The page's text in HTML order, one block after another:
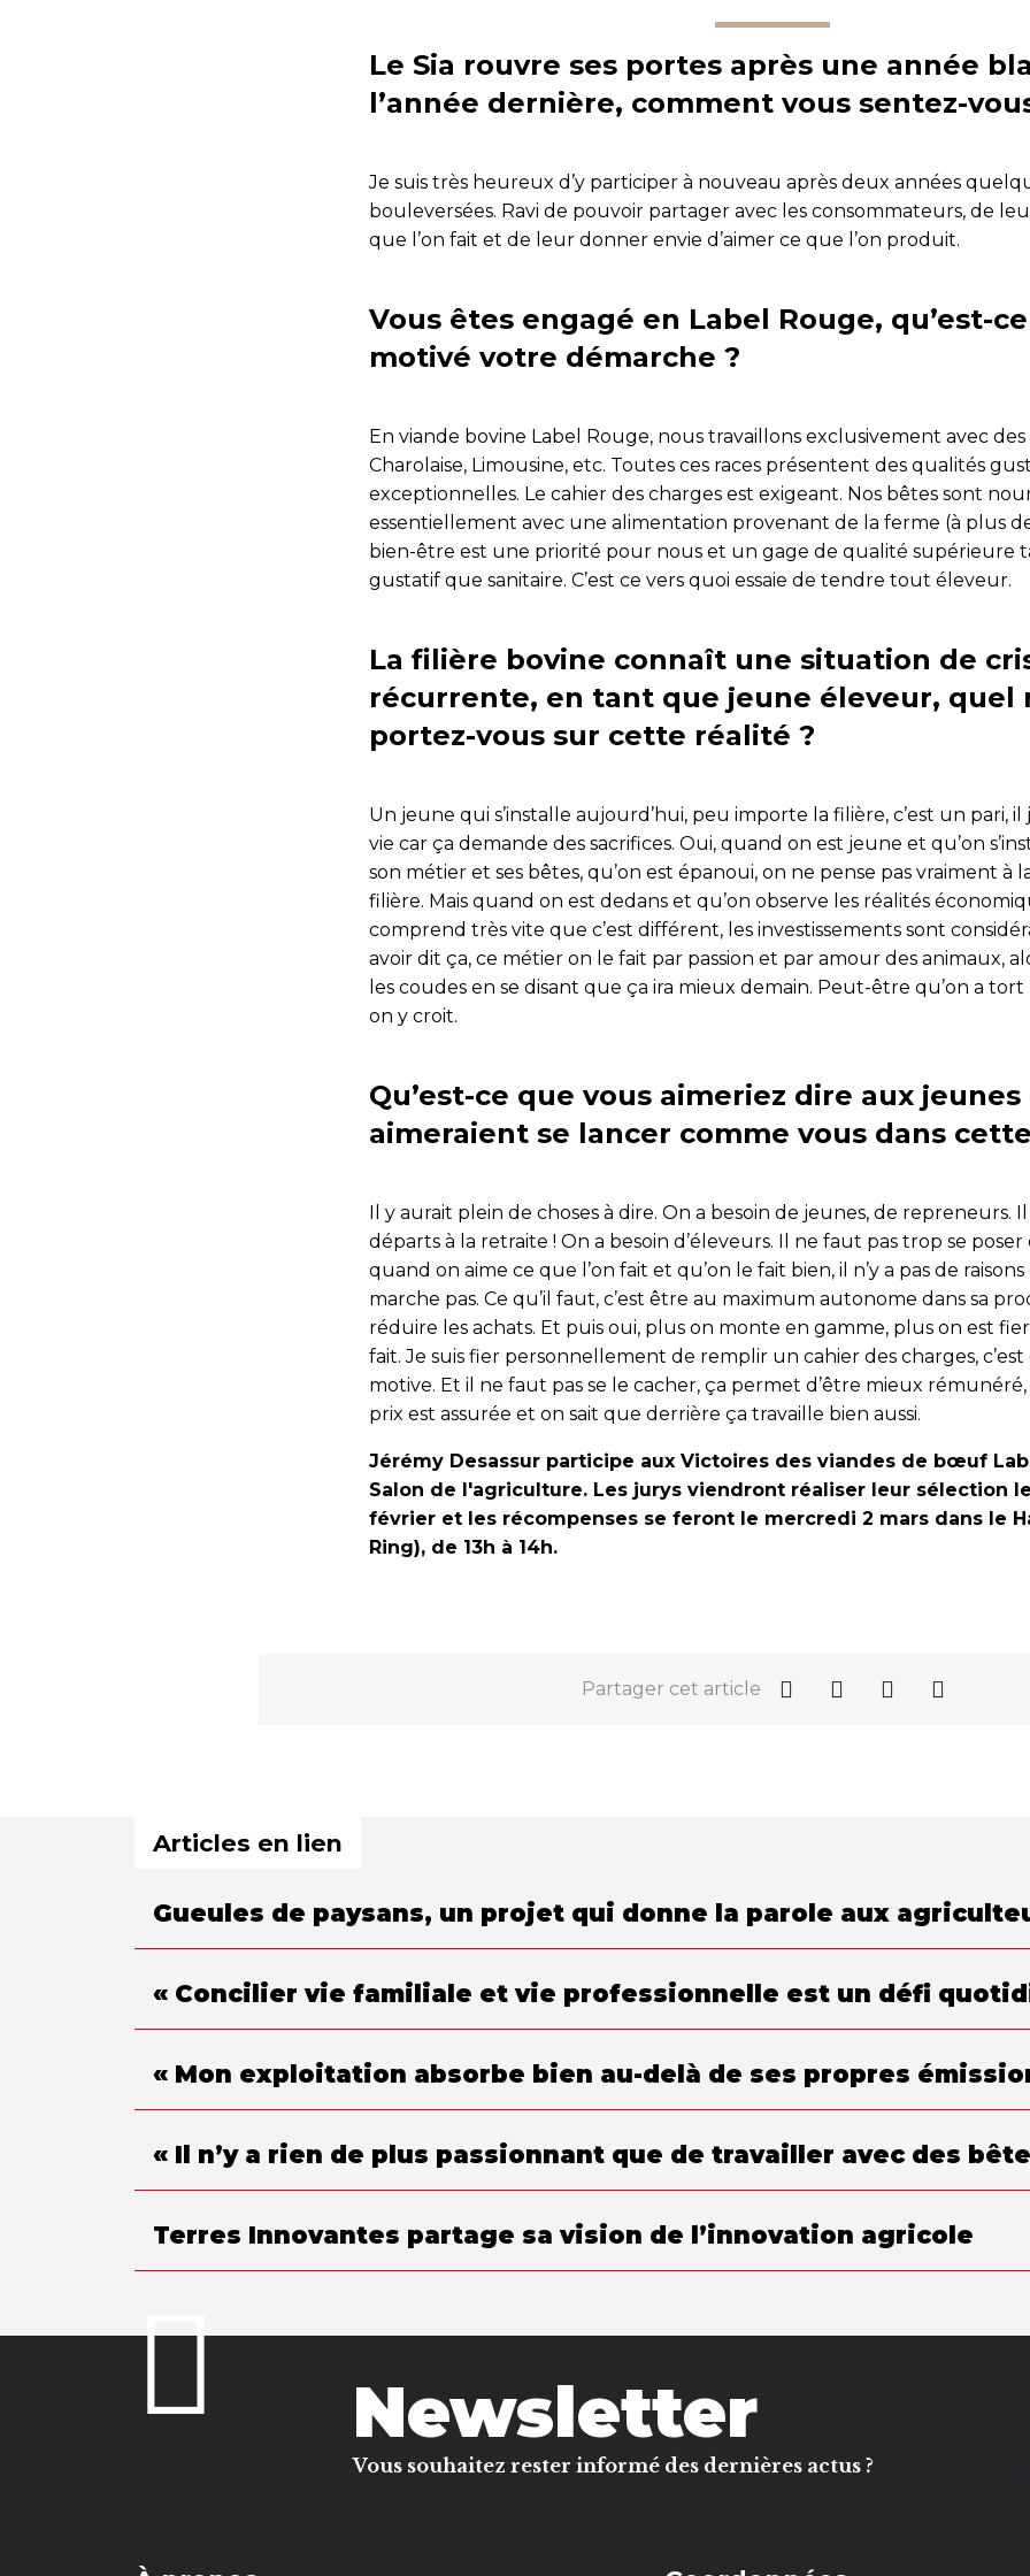
Le Sia rouvre ses portes après une année
l’année dernière, comment vous sentez-
Je suis très heureux d’y participer à nouveau après deux années
bouleversées. Ravi de pouvoir partager avec les consommateurs, de
que l’on fait et de leur donner envie d’aimer ce que l’on produit.
Vous êtes engagé en Label Rouge, qu’est-
motivé votre démarche ?
En viande bovine Label Rouge, nous travaillons exclusivement avec des
Charolaise, Limousine, etc. Toutes ces races présentent des qualités
exceptionnelles. Le cahier des charges est exigeant. Nos bêtes sont
essentiellement avec une alimentation provenant de la ferme (à plus
bien-être est une priorité pour nous et un gage de qualité supérieure
gustatif que sanitaire. C’est ce vers quoi essaie de tendre tout éleveur.
La filière bovine connaît une situation de
récurrente, en tant que jeune éleveur, quel
portez-vous sur cette réalité ?
Un jeune qui s’installe aujourd’hui, peu importe la filière, c’est un pari,
vie car ça demande des sacrifices. Oui, quand on est jeune et qu’on
son métier et ses bêtes, qu’on est épanoui, on ne pense pas vraiment à
filière. Mais quand on est dedans et qu’on observe les réalités
comprend très vite que c’est différent, les investissements sont
avoir dit ça, ce métier on le fait par passion et par amour des animaux,
les coudes en se disant que ça ira mieux demain. Peut-être qu’on a tort
on y croit.
Qu’est-ce que vous aimeriez dire aux jeunes
aimeraient se lancer comme vous dans
Il y aurait plein de choses à dire. On a besoin de jeunes, de repreneurs.
départs à la retraite ! On a besoin d’éleveurs. Il ne faut pas trop se poser
quand on aime ce que l’on fait et qu’on le fait bien, il n’y a pas de
marche pas. Ce qu’il faut, c’est être au maximum autonome dans sa
réduire les achats. Et puis oui, plus on monte en gamme, plus on est
fait. Je suis fier personnellement de remplir un cahier des charges,
motive. Et il ne faut pas se le cacher, ça permet d’être mieux
prix est assurée et on sait que derrière ça travaille bien aussi.
Jérémy Desassur participe aux Victoires des viandes de bœuf
Salon de l'agriculture. Les jurys viendront réaliser leur sélection
février et les récompenses se feront le mercredi 2 mars dans le
Ring), de 13h à 14h.
Partager cet article
Articles en lien
Gueules de paysans, un projet qui donne la parole aux
« Concilier vie familiale et vie professionnelle est un défi
« Mon exploitation absorbe bien au-delà de ses propres
« Il n’y a rien de plus passionnant que de travailler avec des
Terres Innovantes partage sa vision de l’innovation agricole
Newsletter
Vous souhaitez rester informé des dernières actus ?